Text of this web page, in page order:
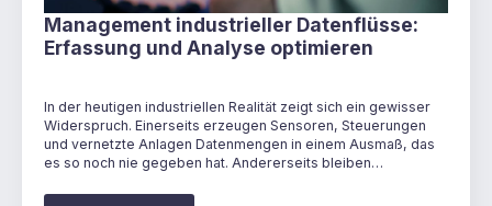
Management industrieller Datenflüsse:
Erfassung und Analyse optimieren
In der heutigen industriellen Realität zeigt sich ein gewisser
Widerspruch. Einerseits erzeugen Sensoren, Steuerungen
und vernetzte Anlagen Datenmengen in einem Ausmaß, das
es so noch nie gegeben hat. Andererseits bleiben…